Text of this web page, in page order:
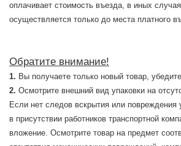
оплачивает стоимость въезда, в иных
осуществляется только до места платного
Обратите внимание!
Вы получаете только новый товар,
Осмотрите внешний вид упаковки на
Если нет следов вскрытия или повреждения
в присутствии работников транспортной
вложение. Осмотрите товар на предмет